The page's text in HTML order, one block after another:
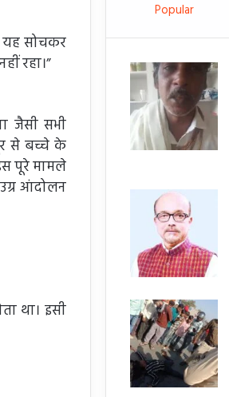
यह सोचकर
रहा।”
जैसी सभी
से बच्चे के
पूरे मामले
आंदोलन
था। इसी
Popular